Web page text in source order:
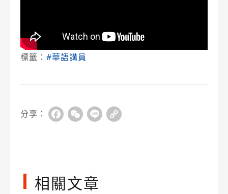
標籤： #華語講員
分享： FacebookWeChat
Line
相關文章